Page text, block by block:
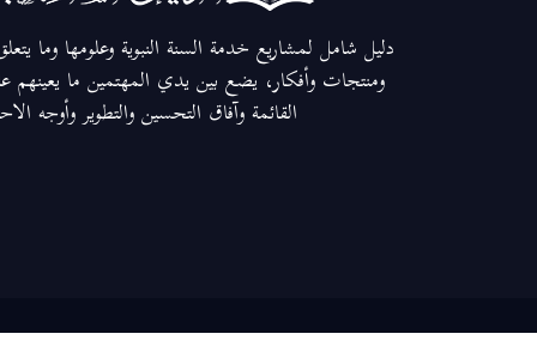
دليل شامل لمشاريع خدمة السنة النبوية وعلومها وما
ومنتجات وأفكار، يضع بين يدي المهتمين ما يعينهم
القائمة وآفاق التحسين والتطوير وأوجه